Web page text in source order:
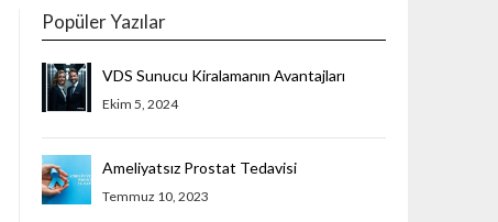
Popüler Yazılar
VDS Sunucu Kiralamanın Avantajları
Ekim 5, 2024
Ameliyatsız Prostat Tedavisi
Temmuz 10, 2023